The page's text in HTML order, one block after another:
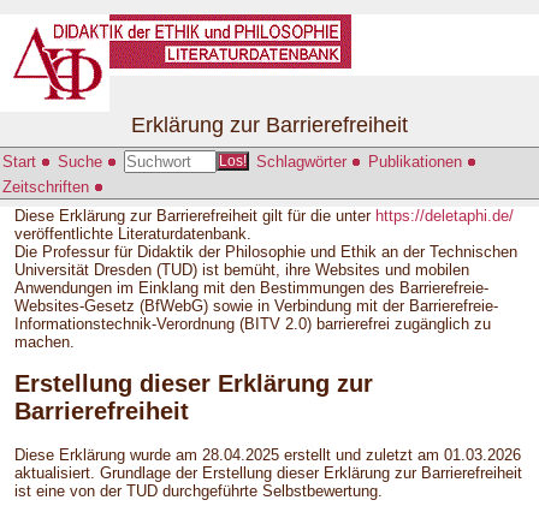
Erklärung zur Barrierefreiheit
Start Suche Los! Schlagwörter
Publikationen
Zeitschriften
Diese Erklärung zur Barrierefreiheit gilt für die unter https://deletaphi.de/
veröffentlichte Literaturdatenbank.
Die Professur für Didaktik der Philosophie und Ethik an der Technischen
Universität Dresden (TUD) ist bemüht, ihre Websites und mobilen
Anwendungen im Einklang mit den Bestimmungen des Barrierefreie-
Websites-Gesetz (BfWebG) sowie in Verbindung mit der Barrierefreie-
Informationstechnik-Verordnung (BITV 2.0) barrierefrei zugänglich zu
machen.
Erstellung dieser Erklärung zur
Barrierefreiheit
Diese Erklärung wurde am 28.04.2025 erstellt und zuletzt am 01.03.2026
aktualisiert. Grundlage der Erstellung dieser Erklärung zur Barrierefreiheit
ist eine von der TUD durchgeführte Selbstbewertung.